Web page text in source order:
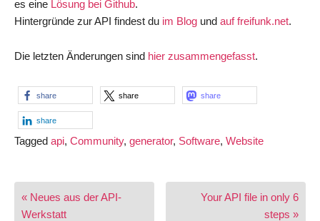
es eine Lösung bei Github.
Hintergründe zur API findest du im Blog und auf freifunk.net.
Die letzten Änderungen sind hier zusammengefasst.
share share share
share
Tagged api, Community, generator, Software, Website
Post
navigation
« Neues aus der API-
Werkstatt
Your API file in only 6
steps »